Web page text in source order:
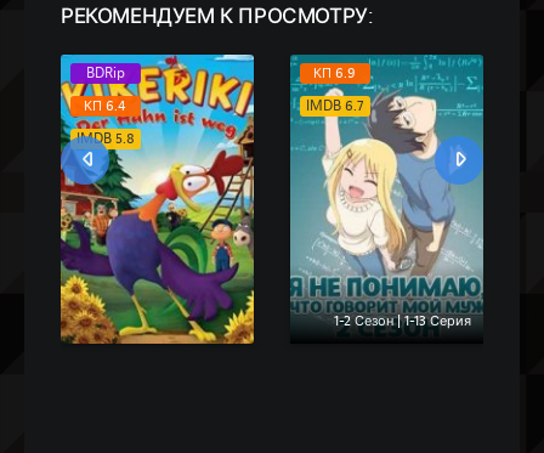
РЕКОМЕНДУЕМ К ПРОСМОТРУ:
BDRip
КП 6.4
IMDB 5.8
КП 6.9
IMDB 6.7
1-2 Сезон | 1-13 Серия